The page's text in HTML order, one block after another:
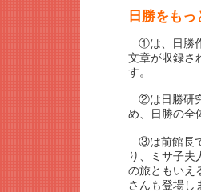
日勝をも
①は、日勝
文章が収録さ
す。
②は日勝研
め、日勝の全
③は前館長
り、ミサ子夫
の旅ともいえ
さんも登場し